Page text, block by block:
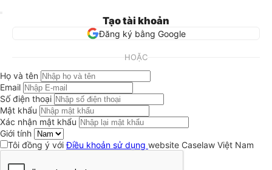
Tạo tài khoản
Đăng ký bằng Google
HOẶC
Họ và tên
Email
Số điện thoại
Mật khẩu
Xác nhận mật khẩu
Giới tính
Tôi đồng ý vớiĐiều khoản sử dụng website Caselaw Việt Nam